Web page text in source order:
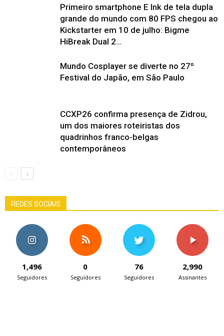
Primeiro smartphone E Ink de tela dupla
grande do mundo com 80 FPS chegou ao
Kickstarter em 10 de julho: Bigme
HiBreak Dual 2...
Mundo Cosplayer se diverte no 27º
Festival do Japão, em São Paulo
CCXP26 confirma presença de Zidrou,
um dos maiores roteiristas dos
quadrinhos franco-belgas
contemporâneos
REDES SOCIAIS
1,496
Seguidores
0
Seguidores
76
Seguidores
2,990
Assinantes